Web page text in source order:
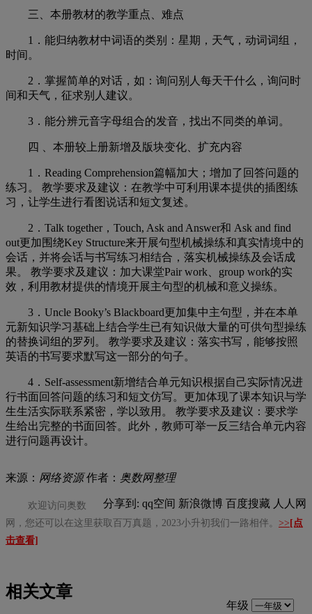
三、本册教材的教学重点、难点
1． 能归纳教材中词语的类别：星期，天气，动词词组，
时间。
2． 掌握简单的对话，如：询问别人每天干什么，询问时
间和天气，征求别人建议。
3． 能分辨元音字母组合的发音，找出不同类的单词。
四 、本册较上册新增及版块变化、扩充内容
1． Reading Comprehension篇幅加大；增加了回答问题的
练习。 教学要求及建议：在教学中可利用课本提供的插图练
习，让学生进行看图说话和短文复述。
2． Talk together，Touch, Ask and Answer和 Ask and find
out更加围绕Key Structure来开展句型机械操练和真实情境中的
会话，并将会话与书写练习相结合，落实机械操练及会话成
果。 教学要求及建议：加大课堂Pair work、group work的实
效，利用教材提供的情境开展主句型的机械和意义操练。
3． Uncle Booky’s Blackboard更加集中主句型，并在本单
元新知识学习基础上结合学生已有知识做大量的可供句型操练
的替换词组的罗列。 教学要求及建议：落实书写，能够按照
英语的书写要求默写这一部分的句子。
4． Self-assessment新增结合单元知识根据自己实际情况进
行书面回答问题的练习和短文仿写。更加体现了课本知识与学
生生活实际联系紧密，学以致用。 教学要求及建议：要求学
生给出完整的书面回答。此外，教师可举一反三结合单元内容
进行问题再设计。
来源： 网络资源作者： 奥数网整理
分享到: qq空间 新浪微博 百度搜藏 人人网
欢迎访问奥数
网，您还可以在这里获取百万真题，2023小升初我们一路相伴。 >> [点
击查看]
相关文章
年级